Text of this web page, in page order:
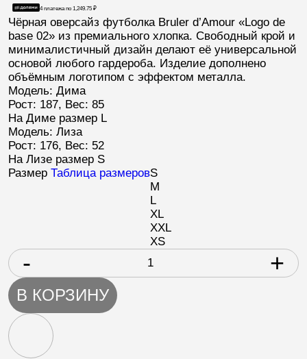
4 платежа по 1,249.75 ₽
Чёрная оверсайз футболка Bruler d’Amour «Logo de
base 02» из премиального хлопка. Свободный крой и
минималистичный дизайн делают её универсальной
основой любого гардероба. Изделие дополнено
объёмным логотипом с эффектом металла.
Модель: Дима
Рост: 187, Вес: 85
На Диме размер L
Модель: Лиза
Рост: 176, Вес: 52
На Лизе размер S
Размер Таблица размеровS
M
L
XL
XXL
XS
- +
В КОРЗИНУ